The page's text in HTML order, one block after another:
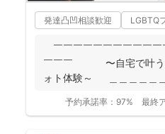
発達凸凹相談歓迎 LGBTQ
￣￣￣￣￣￣￣￣￣￣￣
￣￣￣ 〜自宅で叶う、
ォト体験～ ＿＿＿＿＿
予約承諾率： 97% 最終